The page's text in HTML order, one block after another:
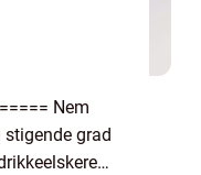
Nem
stigende grad